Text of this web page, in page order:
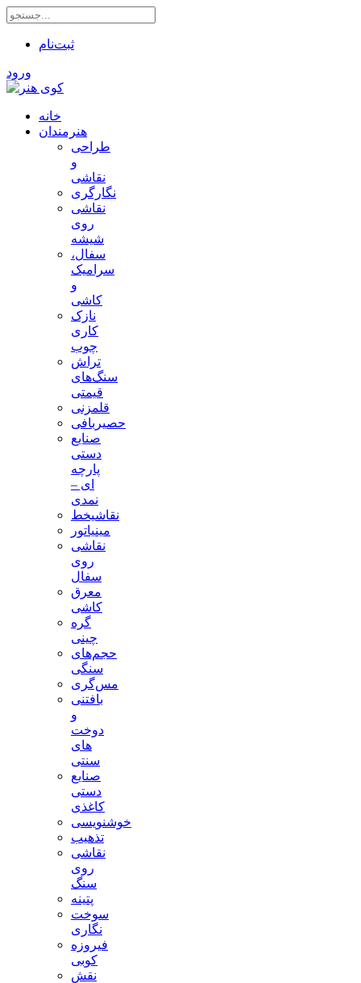
ثبت‌نام
ورود
خانه
هنرمندان
طراحی
و
نقاشی
نگارگری
نقاشی
روی
شیشه
سفال،
سرامیک
و
کاشی
نازک
کاری
چوب
تراش
سنگ‌های
قیمتی
قلمزنی
حصیربافی
صنایع
دستی
پارچه
ای –
نمدی
نقاشیخط
مینیاتور
نقاشی
روی
سفال
معرق
کاشی
گره
چینی
حجم‌های
سنگی
مس‌گری
بافتنی‌
و
دوخت
های
سنتی
صنایع
دستی
کاغذی
خوشنویسی
تذهیب
نقاشی
روی
سنگ
پتینه
سوخت
نگاری
فیروزه
کوبی
نقش